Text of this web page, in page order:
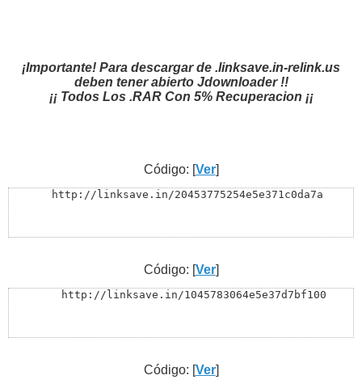
¡Importante! Para descargar de .linksave.in-relink.us
deben tener abierto Jdownloader !!
¡¡ Todos Los .RAR Con 5% Recuperacion ¡¡
Código: [Ver]
  http://linksave.in/20453775254e5e371c0da7a
Código: [Ver]
    http://linksave.in/1045783064e5e37d7bf100
Código: [Ver]